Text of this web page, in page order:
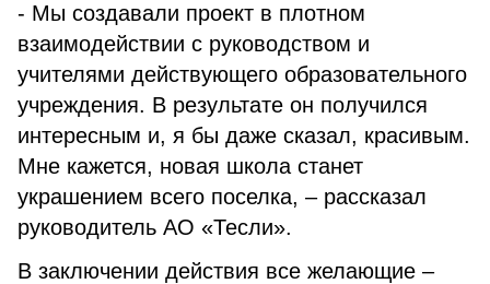
- Мы создавали проект в плотном
взаимодействии с руководством и
учителями действующего образовательного
учреждения. В результате он получился
интересным и, я бы даже сказал, красивым.
Мне кажется, новая школа станет
украшением всего поселка, – рассказал
руководитель АО «Тесли».
В заключении действия все желающие –